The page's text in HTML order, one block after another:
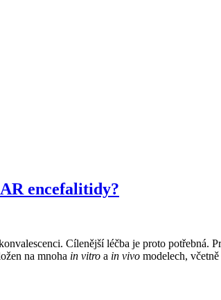
encefalitidy?
Cílenější léčba je proto potřebná.
na mnoha in vitro a in vivo modelech,